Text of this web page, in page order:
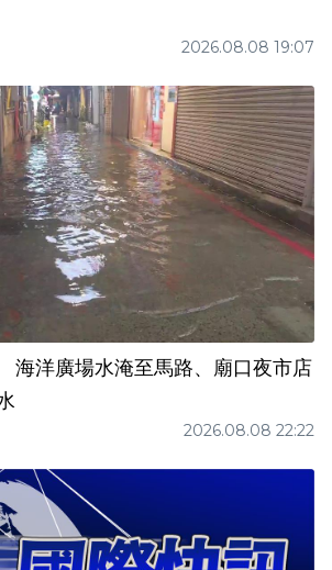
2026.08.08 19:07
洋廣場水淹至馬路、廟口夜市店
2026.08.08 22:22